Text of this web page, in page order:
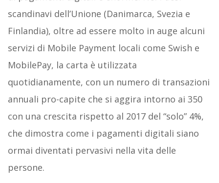
scandinavi dell’Unione (Danimarca, Svezia e
Finlandia), oltre ad essere molto in auge alcuni
servizi di Mobile Payment locali come Swish e
MobilePay, la carta è utilizzata
quotidianamente, con un numero di transazioni
annuali pro-capite che si aggira intorno ai 350
con una crescita rispetto al 2017 del “solo” 4%,
che dimostra come i pagamenti digitali siano
ormai diventati pervasivi nella vita delle
persone.